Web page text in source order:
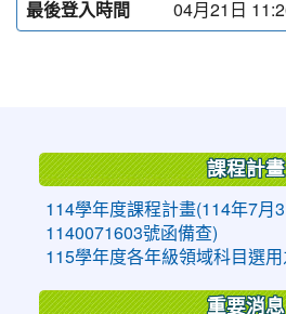
最後登入時間
04月21日
課程計畫
114學年度課程計畫(114年7月
1140071603號函備查)
115學年度各年級領域科目選
重要消息